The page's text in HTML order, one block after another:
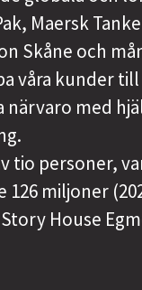
Maersk
Skåne och
våra kunder
närvaro med
tio personer,
126 miljoner
House